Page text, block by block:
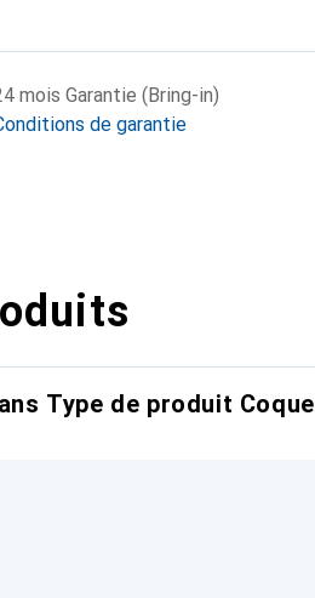
mois Garantie (Bring-in)
de garantie
Type de produit